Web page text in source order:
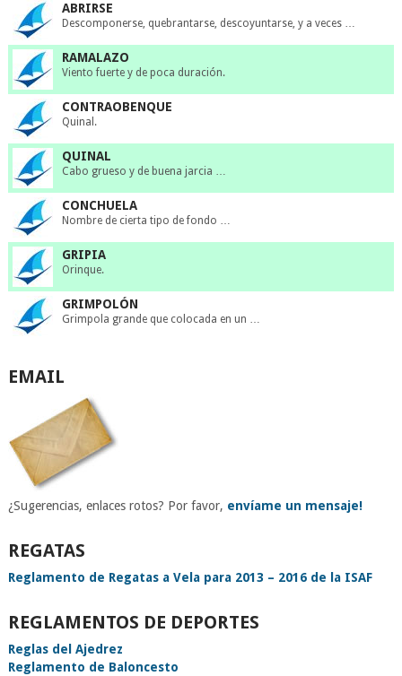
ABRIRSE
Descomponerse, quebrantarse, descoyuntarse, y a veces …
RAMALAZO
Viento fuerte y de poca duración.
CONTRAOBENQUE
Quinal.
QUINAL
Cabo grueso y de buena jarcia …
CONCHUELA
Nombre de cierta tipo de fondo …
GRIPIA
Orinque.
GRIMPOLÓN
Grimpola grande que colocada en un …
EMAIL
¿Sugerencias, enlaces rotos? Por favor, envíame un mensaje!
REGATAS
Reglamento de Regatas a Vela para 2013 – 2016 de la ISAF
REGLAMENTOS DE DEPORTES
Reglas del Ajedrez
Reglamento de Baloncesto